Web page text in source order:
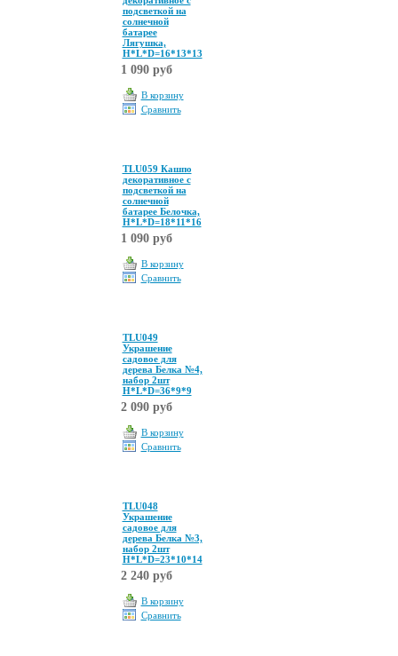
подсветкой на
солнечной
батарее
Лягушка,
Н*L*D=16*13*13
1 090 руб
В корзину
Сравнить
TLU059 Кашпо
декоративное с
подсветкой на
солнечной
батарее Белочка,
Н*L*D=18*11*16
1 090 руб
В корзину
Сравнить
TLU049
Украшение
садовое для
дерева Белка №4,
набор 2шт
Н*L*D=36*9*9
2 090 руб
В корзину
Сравнить
TLU048
Украшение
садовое для
дерева Белка №3,
набор 2шт
Н*L*D=23*10*14
2 240 руб
В корзину
Сравнить